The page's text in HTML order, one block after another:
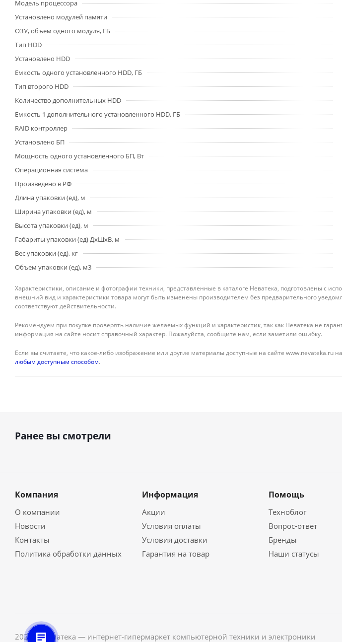
Модель процессора
Установлено модулей памяти
ОЗУ, объем одного модуля, ГБ
Тип HDD
Установлено HDD
Емкость одного установленного HDD, ГБ
Тип второго HDD
Количество дополнительных HDD
Емкость 1 дополнительного установленного HDD, ГБ
RAID контроллер
Установлено БП
Мощность одного установленного БП, Вт
Операционная система
Произведено в РФ
Длина упаковки (ед), м
Ширина упаковки (ед), м
Высота упаковки (ед), м
Габариты упаковки (ед) ДхШхВ, м
Вес упаковки (ед), кг
Объем упаковки (ед), м3
Характеристики, описание и фотографии техники, представленные в каталоге Неватека, подготовлены с
внешний вид и характеристики товара могут быть изменены производителем без предварительного
соответствуют действительности.
Рекомендуем при покупке проверять наличие желаемых функций и характеристик, так как Неватека не
информация на сайте носит справочный характер. Пожалуйста, сообщите нам, если заметили ошибку.
Если вы считаете, что какое-либо изображение или другие материалы доступные на сайте
любым доступным способом.
Ранее вы смотрели
Компания
О компании
Новости
Контакты
Политика обработки данных
Информация
Акции
Условия оплаты
Условия доставки
Гарантия на товар
Помощь
Техноблог
Вопрос-ответ
Бренды
Наши статусы
2026 © Неватека — интернет-гипермаркет компьютерной техники и электроники